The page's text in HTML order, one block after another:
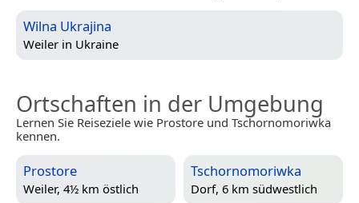
Wilna Ukrajina
Weiler in Ukraine
Ortschaften in der Umgebung
Lernen Sie Reiseziele wie Prostore und Tschornomoriwka
kennen.
Prostore
Weiler, 4½ km östlich
Tschornomoriwka
Dorf, 6 km südwestlich